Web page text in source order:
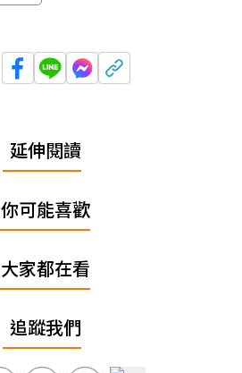
延伸閱讀
你可能喜歡
大家都在看
追蹤我們